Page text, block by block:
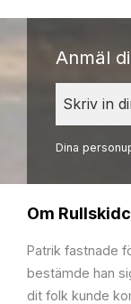
Anmäl
Dina
Om
Patrik fastnade
bestämde han
dit folk kunde